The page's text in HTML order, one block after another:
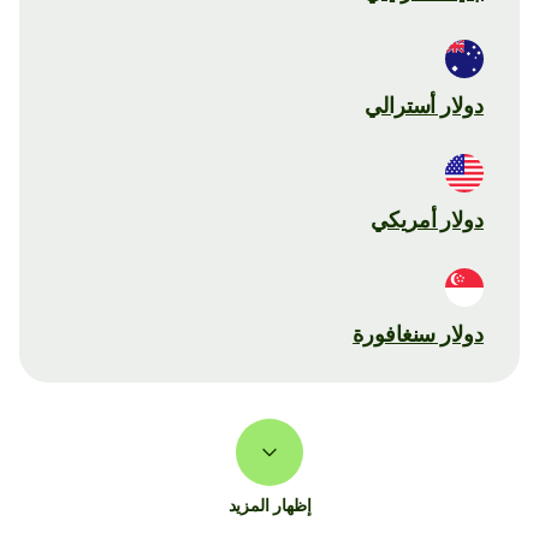
دولار أسترالي
دولار أمريكي
دولار سنغافورة
إظهار المزيد